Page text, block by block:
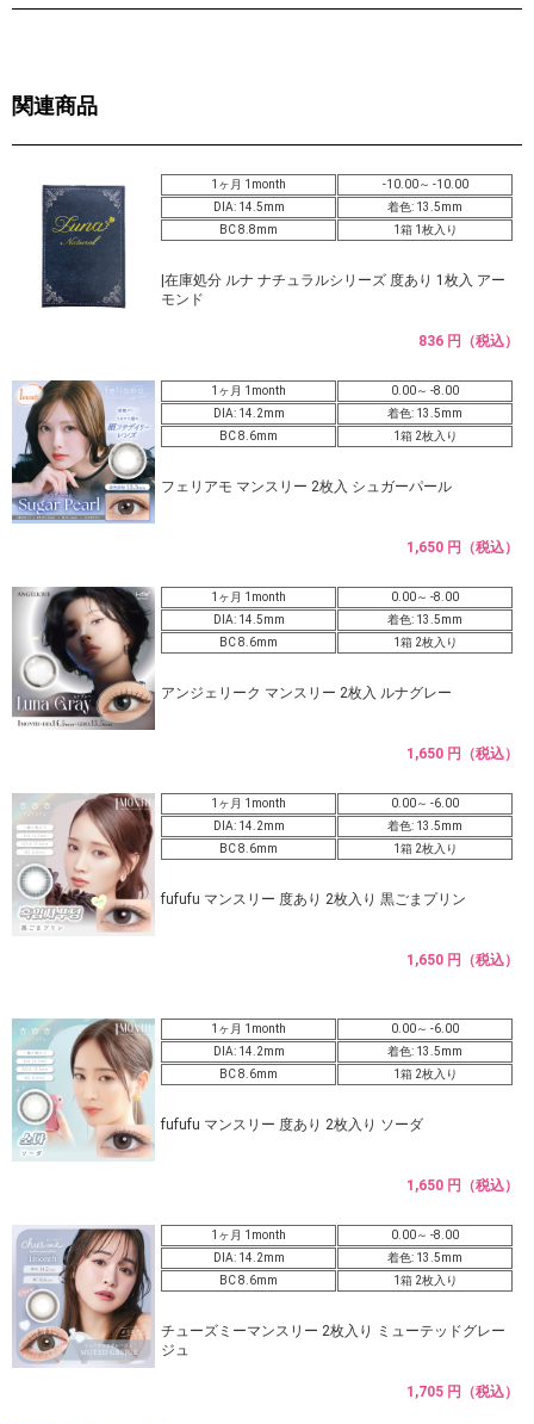
関連商品
1ヶ月 1month
-10.00～ -10.00
DIA: 14.5mm
着色: 13.5mm
BC 8.8mm
1箱 1枚入り
|在庫処分 ルナ ナチュラルシリーズ 度あり 1枚入 アー
モンド
836 円（税込）
1ヶ月 1month
0.00～ -8.00
DIA: 14.2mm
着色: 13.5mm
BC 8.6mm
1箱 2枚入り
フェリアモ マンスリー 2枚入 シュガーパール
1,650 円（税込）
1ヶ月 1month
0.00～ -8.00
DIA: 14.5mm
着色: 13.5mm
BC 8.6mm
1箱 2枚入り
アンジェリーク マンスリー 2枚入 ルナグレー
1,650 円（税込）
1ヶ月 1month
0.00～ -6.00
DIA: 14.2mm
着色: 13.5mm
BC 8.6mm
1箱 2枚入り
fufufu マンスリー 度あり 2枚入り 黒ごまプリン
1,650 円（税込）
1ヶ月 1month
0.00～ -6.00
DIA: 14.2mm
着色: 13.5mm
BC 8.6mm
1箱 2枚入り
fufufu マンスリー 度あり 2枚入り ソーダ
1,650 円（税込）
1ヶ月 1month
0.00～ -8.00
DIA: 14.2mm
着色: 13.5mm
BC 8.6mm
1箱 2枚入り
チューズミーマンスリー 2枚入り ミューテッドグレー
ジュ
1,705 円（税込）